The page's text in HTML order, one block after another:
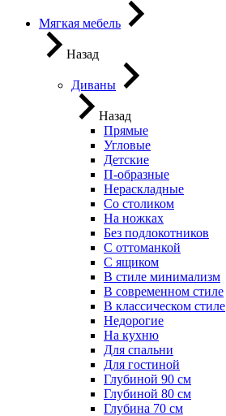
Мягкая мебель
Назад
Диваны
Назад
Прямые
Угловые
Детские
П-образные
Нераскладные
Со столиком
На ножках
Без подлокотников
С оттоманкой
С ящиком
В стиле минимализм
В современном стиле
В классическом стиле
Недорогие
На кухню
Для спальни
Для гостиной
Глубиной 90 см
Глубиной 80 см
Глубина 70 см